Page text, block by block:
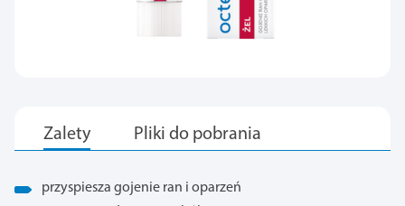
przyspiesza gojenie ran i oparzeń